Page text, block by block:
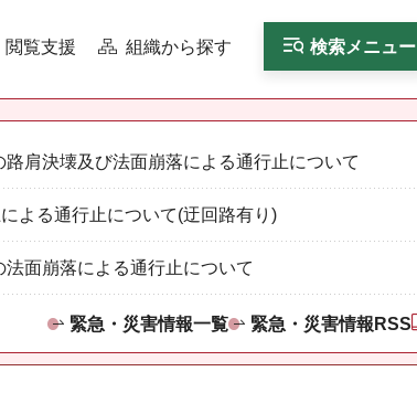
閲覧支援 組織から探す 検索メニュー
肩決壊及び法面崩落による通行止について
よる通行止について(迂回路有り)
面崩落による通行止について
緊急・災害情報一覧 緊急・災害情報RSS